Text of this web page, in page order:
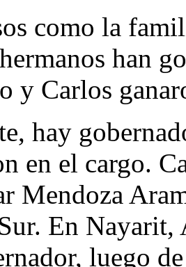
como la
han
y Carlos
hay
en el cargo.
Mendoza
En Nayarit,
luego